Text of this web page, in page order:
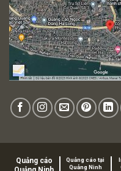
Quảng cáo
Quảng cáo tại
Quảng Ninh